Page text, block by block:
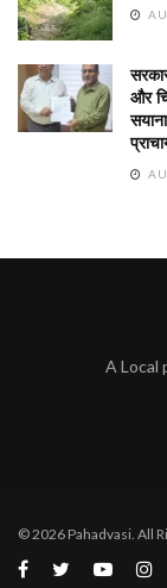
और
A Local
© 2026 Pahadvasi. All